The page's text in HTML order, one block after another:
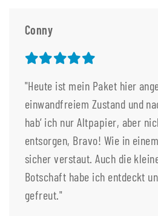
Conny
"Heute ist mein Paket hier
einwandfreiem Zustand und
hab‘ ich nur Altpapier, aber
entsorgen, Bravo! Wie in
sicher verstaut. Auch die
Botschaft habe ich entdeckt
gefreut."